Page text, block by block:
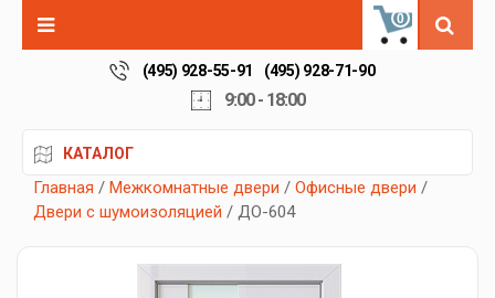
0
(495) 928-55-91 (495) 928-71-90
9:00 - 18:00
КАТАЛОГ
Главная / Межкомнатные двери / Офисные двери /
Двери с шумоизоляцией / ДО-604